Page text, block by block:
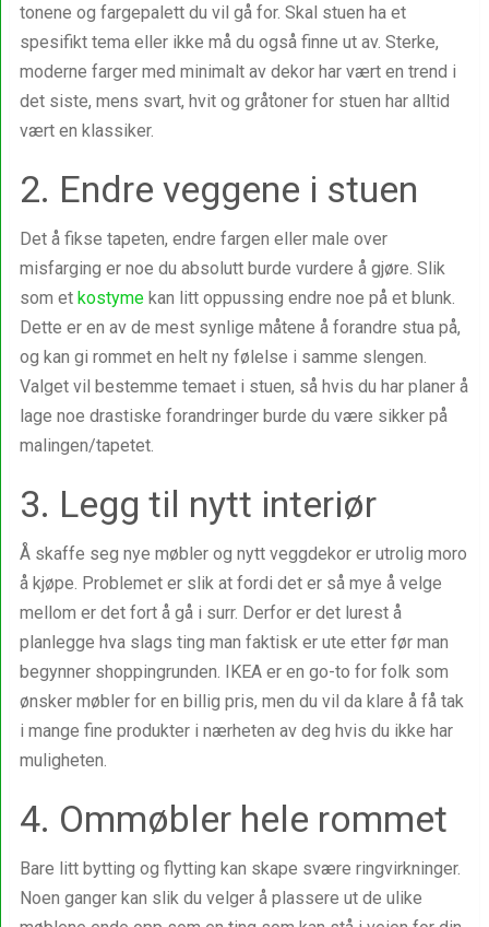
tonene og fargepalett du vil gå for. Skal stuen ha et
spesifikt tema eller ikke må du også finne ut av. Sterke,
moderne farger med minimalt av dekor har vært en trend i
det siste, mens svart, hvit og gråtoner for stuen har alltid
vært en klassiker.
2. Endre veggene i stuen
Det å fikse tapeten, endre fargen eller male over
misfarging er noe du absolutt burde vurdere å gjøre. Slik
som et kostymekan litt oppussing endre noe på et blunk.
Dette er en av de mest synlige måtene å forandre stua på,
og kan gi rommet en helt ny følelse i samme slengen.
Valget vil bestemme temaet i stuen, så hvis du har planer å
lage noe drastiske forandringer burde du være sikker på
malingen/tapetet.
3. Legg til nytt interiør
Å skaffe seg nye møbler og nytt veggdekor er utrolig moro
å kjøpe. Problemet er slik at fordi det er så mye å velge
mellom er det fort å gå i surr. Derfor er det lurest å
planlegge hva slags ting man faktisk er ute etter før man
begynner shoppingrunden. IKEA er en go-to for folk som
ønsker møbler for en billig pris, men du vil da klare å få tak
i mange fine produkter i nærheten av deg hvis du ikke har
muligheten.
4. Ommøbler hele rommet
Bare litt bytting og flytting kan skape svære ringvirkninger.
Noen ganger kan slik du velger å plassere ut de ulike